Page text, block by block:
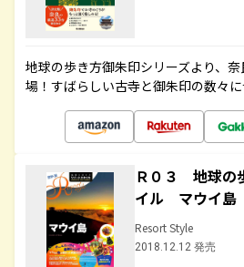
地球の歩き方御朱印シリーズより、
場！すばらしい古寺と御朱印の数々
Ｒ０３ 地球の
イル マウイ島
Resort Style
2018.12.12 発売